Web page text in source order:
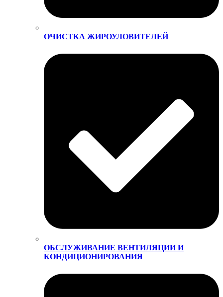
ОЧИСТКА ЖИРОУЛОВИТЕЛЕЙ
ОБСЛУЖИВАНИЕ ВЕНТИЛЯЦИИ И
КОНДИЦИОНИРОВАНИЯ